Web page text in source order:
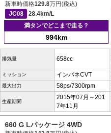
新車時価格129.8万円(税込)
JC08
28.4km/L
満タンでどこまで走る？
994km
排気量 658cc
ミッション インパネCVT
最大出力 58ps/7300rpm
生産期間
2015年07月～201
7年11月
660 G Lパッケージ 4WD